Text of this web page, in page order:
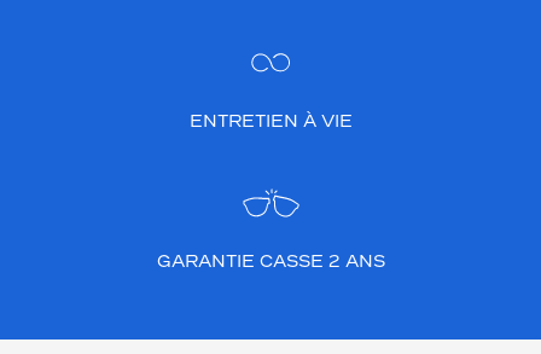
ENTRETIEN À VIE
GARANTIE CASSE 2 ANS